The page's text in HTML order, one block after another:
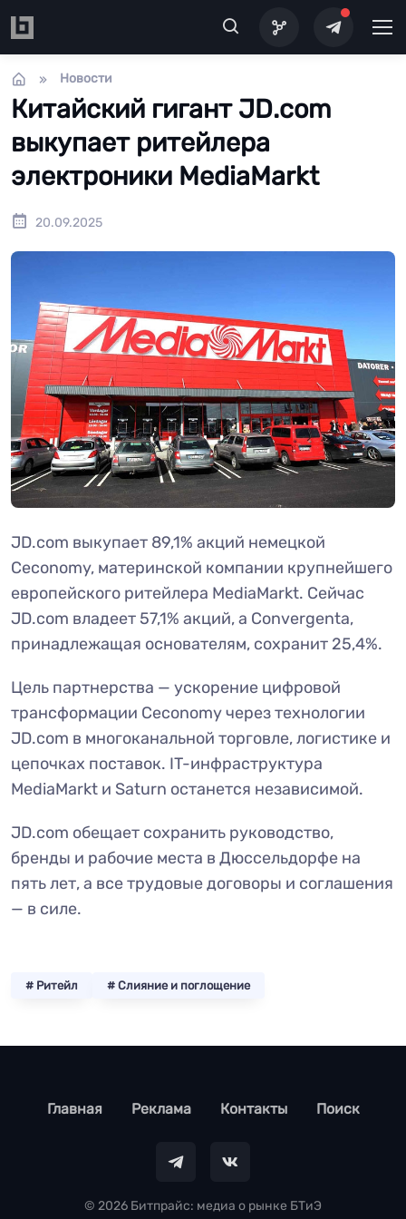
Новости
Китайский гигант JD.com
выкупает ритейлера
электроники MediaMarkt
20.09.2025
JD.com выкупает 89,1% акций немецкой
Ceconomy, материнской компании крупнейшего
европейского ритейлера MediaMarkt. Сейчас
JD.com владеет 57,1% акций, а Convergenta,
принадлежащая основателям, сохранит 25,4%.
Цель партнерства — ускорение цифровой
трансформации Ceconomy через технологии
JD.com в многоканальной торговле, логистике и
цепочках поставок. IT-инфраструктура
MediaMarkt и Saturn останется независимой.
JD.com обещает сохранить руководство,
бренды и рабочие места в Дюссельдорфе на
пять лет, а все трудовые договоры и соглашения
— в силе.
# Ритейл # Слияние и поглощение
footer
Главная Реклама Контакты Поиск
© 2026 Битпрайс: медиа о рынке БТиЭ